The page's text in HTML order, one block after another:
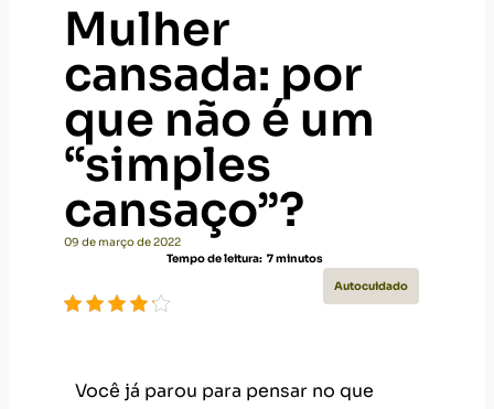
Mulher
cansada: por
que não é um
“simples
cansaço”?
09 de março de 2022
Tempo de leitura: 7minutos
Autocuidado
Você já parou para pensar no que